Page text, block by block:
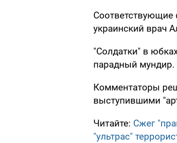
украинский врач
"Солдатки" в
парадный мундир.
Комментаторы
выступившими
Читайте: Сжег
"ультрас"